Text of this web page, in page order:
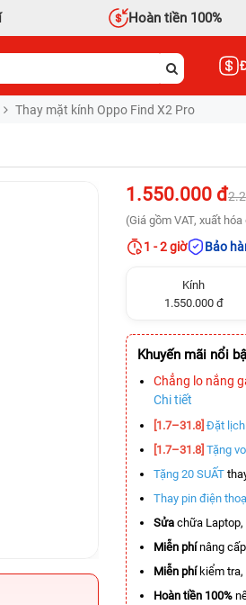
Hoàn tiền 100%
Thay mặt kính Oppo Find X2 Pro
1.550.000 đ
(Giá gồm VAT, xuất
1 - 2 giờ Bảo
Kính
1.550.000 đ
Khuyến mãi nổi
Chẳng lo nắng
Chi tiết
[1.7–31.8] Đặt
[1.7–31.8] Tặng
Tặng 20 SUẤT
Thay pin điện
Sửa chữa Laptop,
Miễn phínâng
Miễn phíkiểm tra,
Hoàn tiền 100%